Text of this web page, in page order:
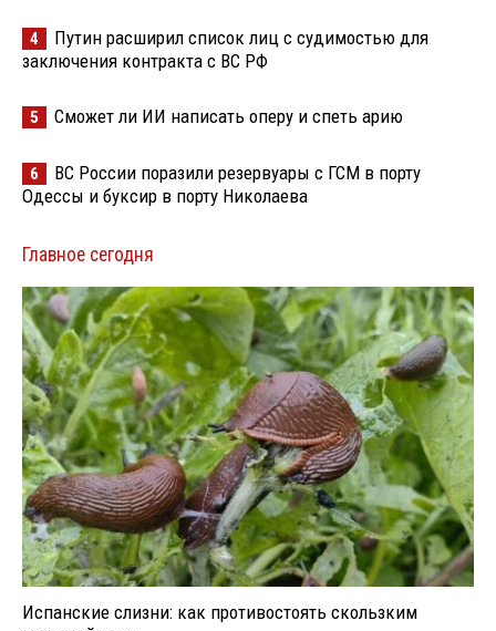
4
Путин расширил список лиц с судимостью для
заключения контракта с ВС РФ
5 Сможет ли ИИ написать оперу и спеть арию
6
ВС России поразили резервуары с ГСМ в порту
Одессы и буксир в порту Николаева
Главное сегодня
Испанские слизни: как противостоять скользким